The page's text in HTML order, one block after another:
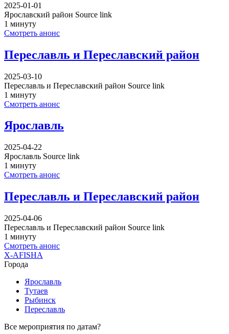
2025-01-01
Ярославский район Source link
1 минуту
Смотреть анонс
Переславль и Переславский район
2025-03-10
Переславль и Переславский район Source link
1 минуту
Смотреть анонс
Ярославль
2025-04-22
Ярославль Source link
1 минуту
Смотреть анонс
Переславль и Переславский район
2025-04-06
Переславль и Переславский район Source link
1 минуту
Смотреть анонс
X-AFISHA
Города
Ярославль
Тутаев
Рыбинск
Переславль
Все мероприятия по датам?